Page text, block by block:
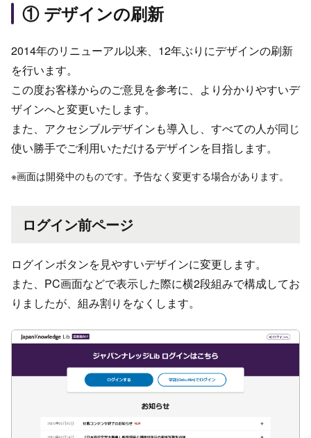
① デザインの刷新
2014年のリニューアル以来、12年ぶりにデザインの刷新
を行います。
この度お客様からのご意見を参考に、より分かりやすいデ
ザインへと変更いたします。
また、アクセシブルデザインも導入し、すべての人が同じ
使い勝手でご利用いただけるデザインを目指します。
※画面は開発中のものです。予告なく変更する場合があります。
ログイン前ページ
ログインボタンを見やすいデザインに変更します。
また、PC画面などで表示した際に横2段組みで構成してお
りましたが、組み割りをなくします。